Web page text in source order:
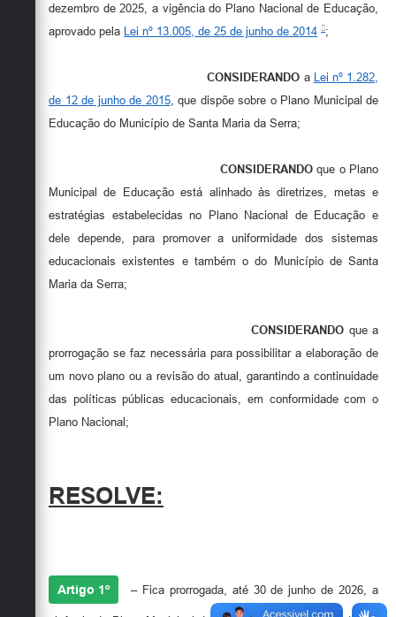
dezembro de 2025, a vigência do Plano Nacional de Educação,
aprovado pela Lei nº 13.005, de 25 de junho de 2014 ;
CONSIDERANDO a Lei nº 1.282,
de 12 de junho de 2015, que dispõe sobre o Plano Municipal de
Educação do Município de Santa Maria da Serra;
CONSIDERANDO que o Plano
Municipal de Educação está alinhado às diretrizes, metas e
estratégias estabelecidas no Plano Nacional de Educação e
dele depende, para promover a uniformidade dos sistemas
educacionais existentes e também o do Município de Santa
Maria da Serra;
CONSIDERANDO que a
prorrogação se faz necessária para possibilitar a elaboração de
um novo plano ou a revisão do atual, garantindo a continuidade
das políticas públicas educacionais, em conformidade com o
Plano Nacional;
RESOLVE:
Artigo 1º – Fica prorrogada, até 30 de junho de 2026, a